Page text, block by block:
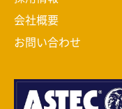
会社概要
お問い合わせ